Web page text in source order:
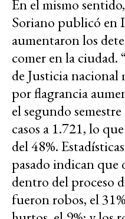
En el mismo
Soriano publicó en
aumentaron los
comer en la
de Justicia nacional
por flagrancia
el segundo
casos a 1.721, lo
del 48%.
pasado indican que
dentro del proceso
fueron robos, el